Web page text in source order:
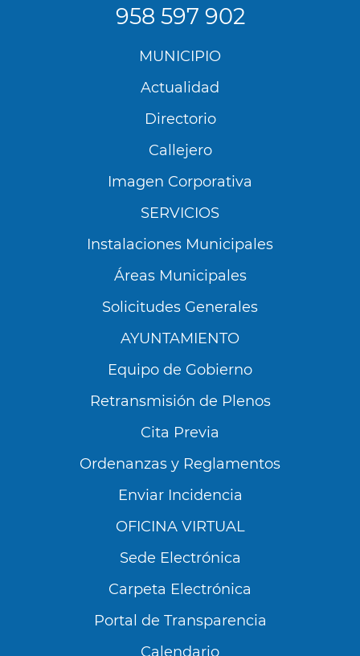
Utilizamos cookies propias y de terceros para
analizar nuestros servicios y mostrarte
publicidad relacionada con tus preferencias en
base a un perfil elaborado a partir de tus
958 597 902
MUNICIPIO
Actualidad
Directorio
Callejero
Imagen Corporativa
SERVICIOS
Instalaciones Municipales
Áreas Municipales
Solicitudes Generales
AYUNTAMIENTO
Equipo de Gobierno
Retransmisión de Plenos
Cita Previa
Ordenanzas y Reglamentos
Enviar Incidencia
OFICINA VIRTUAL
Sede Electrónica
Carpeta Electrónica
Portal de Transparencia
Calendario